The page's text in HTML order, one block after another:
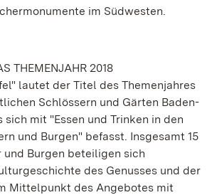
im Südwesten.
THEMENJAHR 2018
lautet der Titel des Themenjahres
Schlössern und Gärten Baden-
mit "Essen und Trinken in den
und Burgen" befasst. Insgesamt 15
und Burgen beteiligen sich
des Genusses und der
Mittelpunkt des Angebotes mit